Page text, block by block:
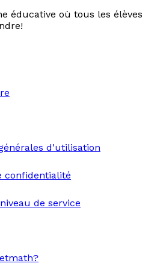
éducative où tous les élèves
d'utilisation
confidentialité
de service